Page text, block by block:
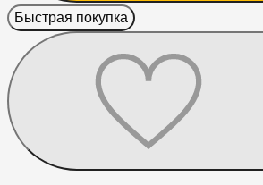
Быстрая покупка